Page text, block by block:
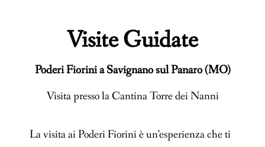
Visite Guidate
Poderi Fiorini a Savignano sul Panaro (MO)
Visita presso la Cantina Torre dei Nanni
La visita ai Poderi Fiorini è un’esperienza che ti